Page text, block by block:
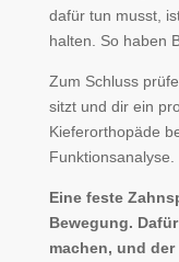
dafür tun musst,
halten. So haben
Zum Schluss
sitzt und dir ein
Kieferorthopäde
Funktionsanalyse.
Eine feste
Bewegung.
machen, und